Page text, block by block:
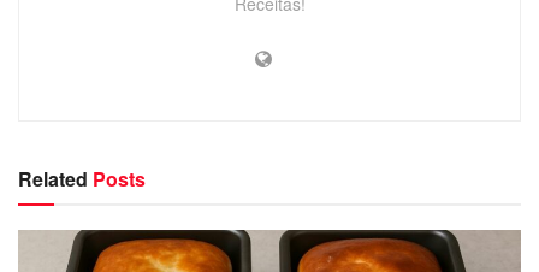
Related Posts